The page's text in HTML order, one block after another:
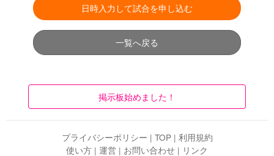
日時入力して試合を申し込む
一覧へ戻る
掲示板始めました！
プライバシーポリシー | TOP| 利用規約
使い方 | 運営 | お問い合わせ | リンク